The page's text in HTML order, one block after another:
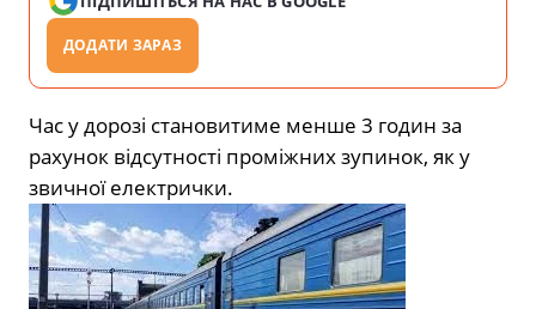
ДОДАТИ ЗАРАЗ
Час у дорозі становитиме менше 3 годин за
рахунок відсутності проміжних зупинок, як у
звичної електрички.